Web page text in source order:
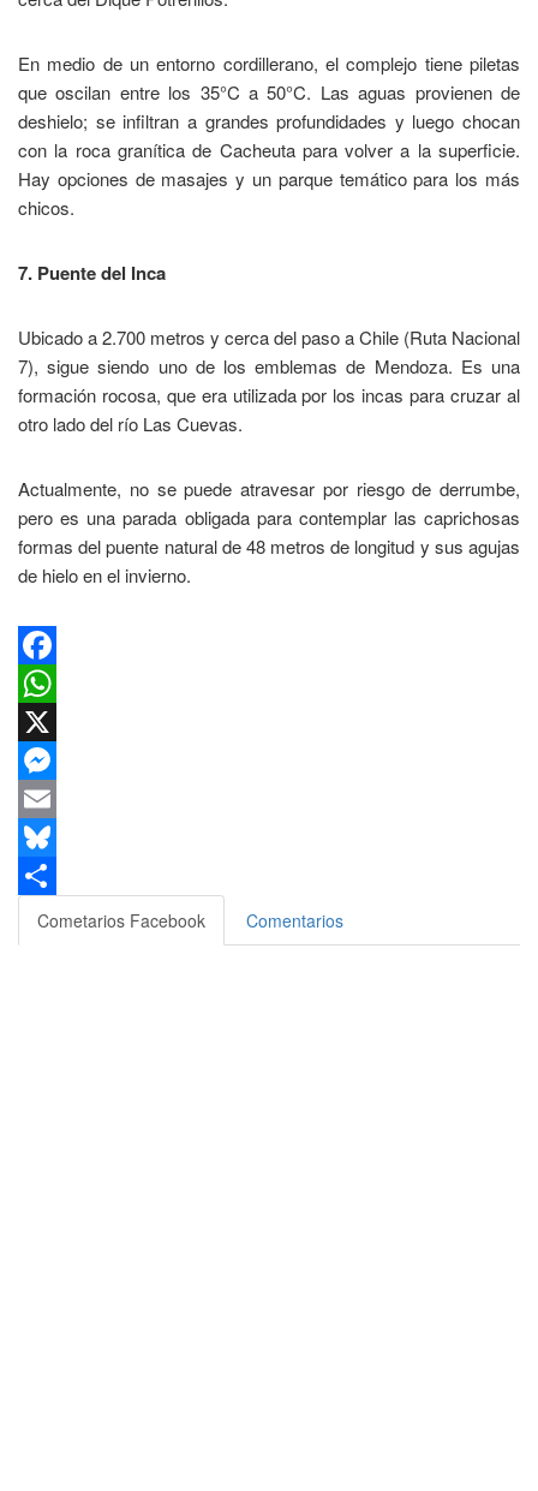
En medio de un entorno cordillerano, el complejo tiene piletas
que oscilan entre los 35°C a 50°C. Las aguas provienen de
deshielo; se infiltran a grandes profundidades y luego chocan
con la roca granítica de Cacheuta para volver a la superficie.
Hay opciones de masajes y un parque temático para los más
chicos.
7. Puente del Inca
Ubicado a 2.700 metros y cerca del paso a Chile (Ruta Nacional
7), sigue siendo uno de los emblemas de Mendoza. Es una
formación rocosa, que era utilizada por los incas para cruzar al
otro lado del río Las Cuevas.
Actualmente, no se puede atravesar por riesgo de derrumbe,
pero es una parada obligada para contemplar las caprichosas
formas del puente natural de 48 metros de longitud y sus agujas
de hielo en el invierno.
Facebook
WhatsApp
X
Messenger
Email
Bluesky
Compartir
Cometarios Facebook Comentarios